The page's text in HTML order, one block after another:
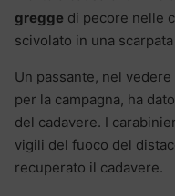
gregge di pecore nelle
scivolato in una
Un passante, nel
per la campagna, ha
del cadavere. I
vigili del fuoco del
recuperato il cadavere.